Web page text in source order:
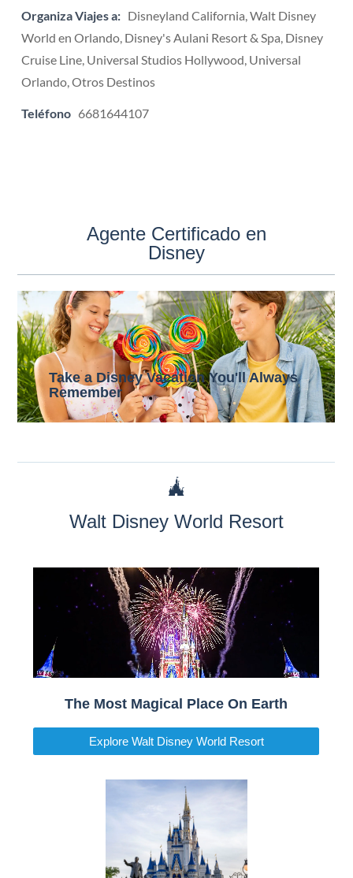
Organiza Viajes a: Disneyland California, Walt Disney
World en Orlando, Disney's Aulani Resort & Spa, Disney
Cruise Line, Universal Studios Hollywood, Universal
Orlando, Otros Destinos
Teléfono 6681644107